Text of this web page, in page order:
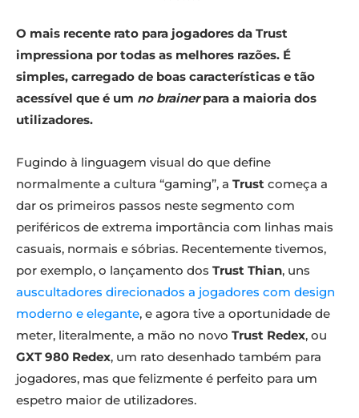
O mais recente rato para jogadores da Trust
impressiona por todas as melhores razões. É
simples, carregado de boas características e tão
acessível que é um no brainerpara a maioria dos
utilizadores.
Fugindo à linguagem visual do que define
normalmente a cultura “gaming”, a Trust começa a
dar os primeiros passos neste segmento com
periféricos de extrema importância com linhas mais
casuais, normais e sóbrias. Recentemente tivemos,
por exemplo, o lançamento dos Trust Thian, uns
auscultadores direcionados a jogadores com design
moderno e elegante, e agora tive a oportunidade de
meter, literalmente, a mão no novo Trust Redex, ou
GXT 980 Redex, um rato desenhado também para
jogadores, mas que felizmente é perfeito para um
espetro maior de utilizadores.